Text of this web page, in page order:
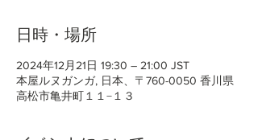
日時・場所
2024年12月21日 19:30 – 21:00 JST
本屋ルヌガンガ, 日本、〒760-0050 香川県
高松市亀井町１１−１３